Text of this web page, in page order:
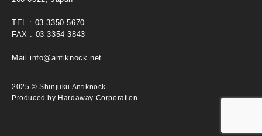
TEL : 03-3350-5670
FAX : 03-3354-3843
Mailinfo@antiknock.net
2025 © Shinjuku Antiknock.
Produced by Hardaway Corporation